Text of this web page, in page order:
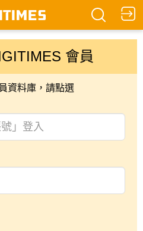
會員
資料庫，請點選